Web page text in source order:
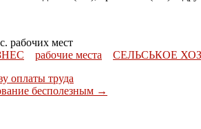
рабочих мест
рабочие места
СЕЛЬСЬКОЕ
оплаты труда
бесполезным →